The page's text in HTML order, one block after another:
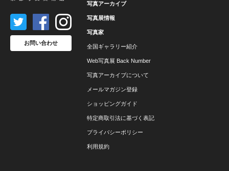
写真アーカイブ
写真展情報
写真家
全国ギャラリー紹介
Web写真展 Back Number
写真アーカイブについて
メールマガジン登録
ショッピングガイド
特定商取引法に基づく表記
プライバシーポリシー
利用規約
お問い合わせ